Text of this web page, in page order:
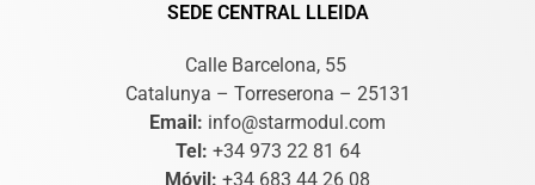
SEDE CENTRAL LLEIDA
Calle Barcelona, 55
Catalunya – Torreserona – 25131
Email: info@starmodul.com
Tel: +34 973 22 81 64
Móvil: +34 683 44 26 08